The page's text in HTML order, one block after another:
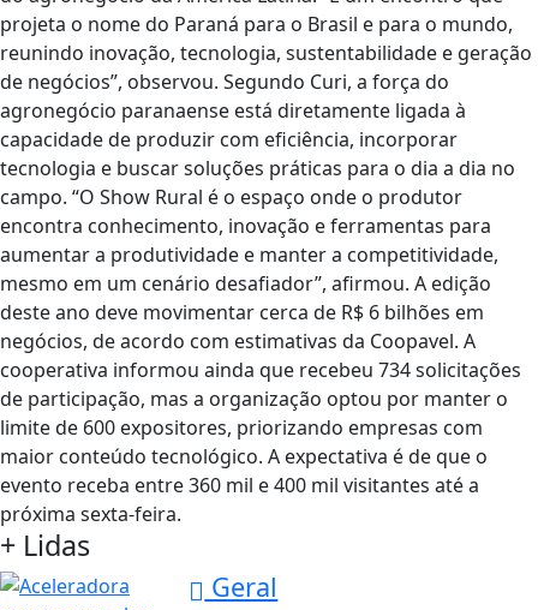
projeta o nome do Paraná para o Brasil e para o mundo,
reunindo inovação, tecnologia, sustentabilidade e geração
de negócios”, observou. Segundo Curi, a força do
agronegócio paranaense está diretamente ligada à
capacidade de produzir com eficiência, incorporar
tecnologia e buscar soluções práticas para o dia a dia no
campo. “O Show Rural é o espaço onde o produtor
encontra conhecimento, inovação e ferramentas para
aumentar a produtividade e manter a competitividade,
mesmo em um cenário desafiador”, afirmou. A edição
deste ano deve movimentar cerca de R$ 6 bilhões em
negócios, de acordo com estimativas da Coopavel. A
cooperativa informou ainda que recebeu 734 solicitações
de participação, mas a organização optou por manter o
limite de 600 expositores, priorizando empresas com
maior conteúdo tecnológico. A expectativa é de que o
evento receba entre 360 mil e 400 mil visitantes até a
próxima sexta-feira.
+ Lidas
Geral